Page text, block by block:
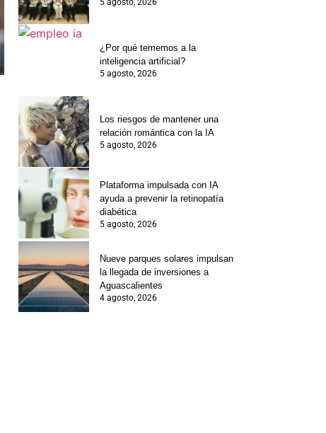
5 agosto, 2026
¿Por qué tememos a la
inteligencia artificial?
5 agosto, 2026
Los riesgos de mantener una
relación romántica con la IA
5 agosto, 2026
Plataforma impulsada con IA
ayuda a prevenir la retinopatía
diabética
5 agosto, 2026
Nueve parques solares impulsan
la llegada de inversiones a
Aguascalientes
4 agosto, 2026